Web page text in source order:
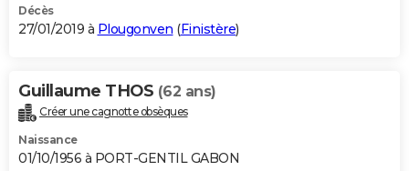
Décès
27/01/2019 à Plougonven (Finistère)
Guillaume THOS (62 ans)
Créer une cagnotte obsèques
Naissance
01/10/1956 à PORT-GENTIL GABON